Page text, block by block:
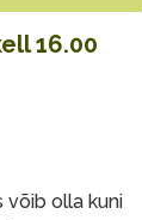
16.00
võib olla kuni